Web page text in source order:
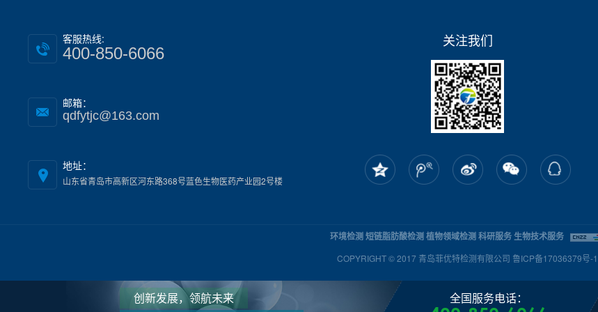
客服热线:
400-850-6066
邮箱：
qdfytjc@163.com
地址：
山东省青岛市高新区河东路368号蓝色生物医药产业园2号楼
关注我们
环境检测短链脂肪酸检测植物领域检测科研服务生物技术服务
COPYRIGHT © 2017 青岛菲优特检测有限公司 鲁ICP备17036379号-1
创新发展，领航未来 全国服务电话：